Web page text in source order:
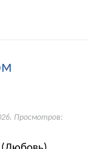
. Просмотров: